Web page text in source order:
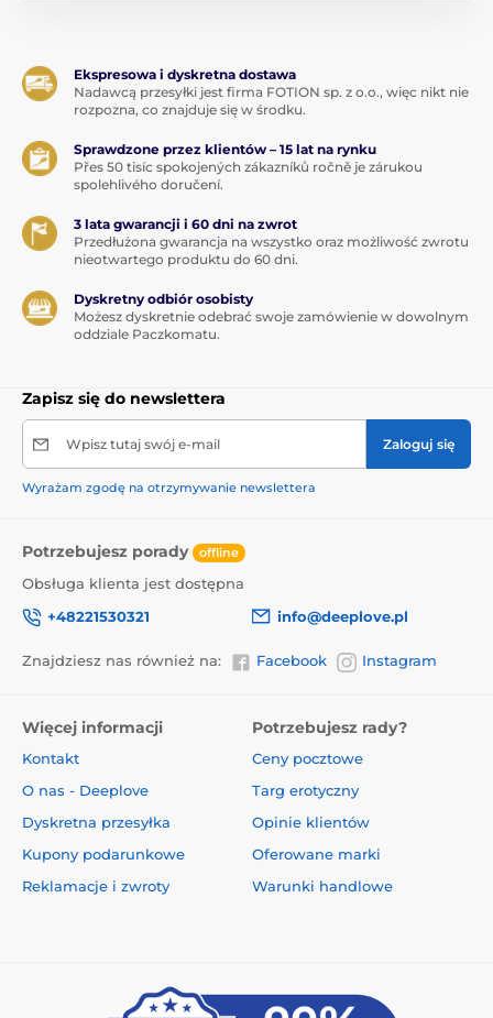
Ekspresowa i dyskretna dostawa
Nadawcą przesyłki jest firma FOTION sp. z o.o., więc nikt nie
rozpozna, co znajduje się w środku.
Sprawdzone przez klientów – 15 lat na rynku
Přes 50 tisíc spokojených zákazníků ročně je zárukou
spolehlivého doručení.
3 lata gwarancji i 60 dni na zwrot
Przedłużona gwarancja na wszystko oraz możliwość zwrotu
nieotwartego produktu do 60 dni.
Dyskretny odbiór osobisty
Możesz dyskretnie odebrać swoje zamówienie w dowolnym
oddziale Paczkomatu.
Zapisz się do newslettera
Wpisz tutaj swój e-mail Zaloguj się
Wyrażam zgodę na otrzymywanie newslettera
Potrzebujesz porady offline
Obsługa klienta jest dostępna
+48221530321
info@deeplove.pl
Znajdziesz nas również na: Facebook Instagram
Więcej informacji
Kontakt
O nas - Deeplove
Dyskretna przesyłka
Kupony podarunkowe
Reklamacje i zwroty
Potrzebujesz rady?
Ceny pocztowe
Targ erotyczny
Opinie klientów
Oferowane marki
Warunki handlowe